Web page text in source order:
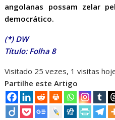
angolanas possam zelar
democrático.
(*) DW
Título: Folha 8
Visitado 25 vezes, 1 visitas
Partilhe este Artigo